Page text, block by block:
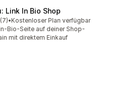
Link In Bio Shop
5 Sternen
(7) insgesamt
•Kostenloser Plan verfügbar
Bio-Seite auf deiner Shop-
mit direktem Einkauf